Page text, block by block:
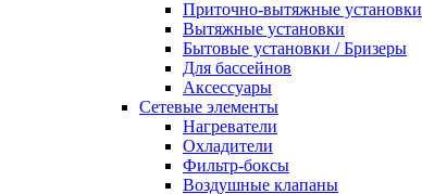
Приточно-вытяжные установки
Вытяжные установки
Бытовые установки / Бризеры
Для бассейнов
Аксессуары
Сетевые элементы
Нагреватели
Охладители
Фильтр-боксы
Воздушные клапаны